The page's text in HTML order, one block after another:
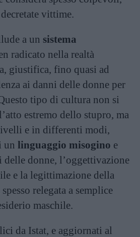
vittime.
a un sistema
radicato nella realtà
giustifica, fino quasi ad
ai danni delle donne per
tipo di cultura non si
estremo dello stupro, ma
e in differenti modi,
un linguaggio misogino e
donne, l’oggettivazione
e la legittimazione della
relegata a semplice
maschile.
da Istat, e aggiornati al